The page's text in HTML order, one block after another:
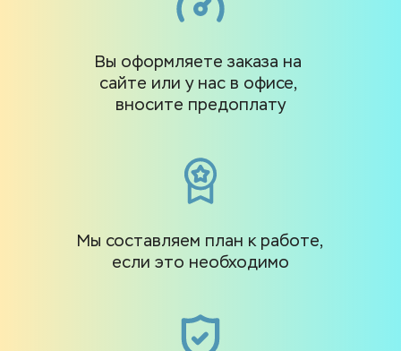
Вы оформляете заказа на
сайте или у нас в офисе,
вносите предоплату
Мы составляем план к работе,
если это необходимо